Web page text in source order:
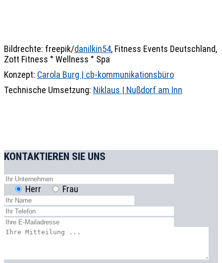
Bildrechte: freepik/danilkin54, Fitness Events Deutschland,
Zott Fitness ° Wellness ° Spa
Konzept: Carola Burg | cb-kommunikationsbüro
Technische Umsetzung: Niklaus | Nußdorf am Inn
KONTAKTIEREN SIE UNS
Herr Frau